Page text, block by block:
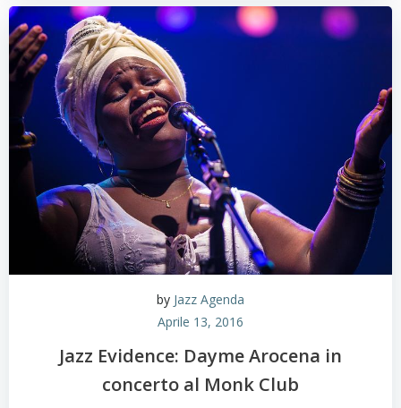
by Jazz Agenda
Aprile 13, 2016
Jazz Evidence: Dayme Arocena in
concerto al Monk Club